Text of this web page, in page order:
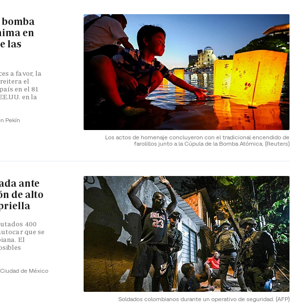
Los actos de homenaje concluyeron con el tradicional encendido de
farolillos junto a la Cúpula de la Bomba Atómica. (Reuters)
en
las
a favor, la
el
en el 81
en la
Pekín
Soldados colombianos durante un operativo de seguridad. (AFP)
ante
de alto
400
que se
El
de México